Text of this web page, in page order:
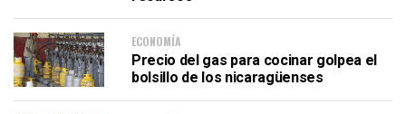
ECONOMÍA
Precio del gas para cocinar golpea el
bolsillo de los nicaragüenses